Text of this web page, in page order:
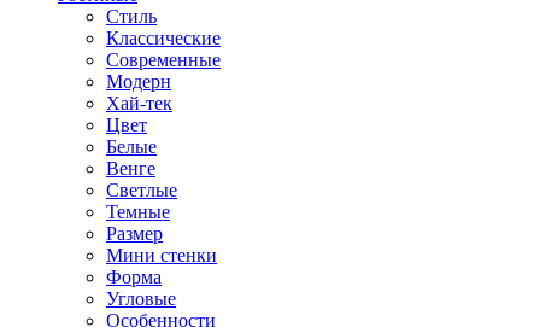
Стиль
Классические
Современные
Модерн
Хай-тек
Цвет
Белые
Венге
Светлые
Темные
Размер
Мини стенки
Форма
Угловые
Особенности